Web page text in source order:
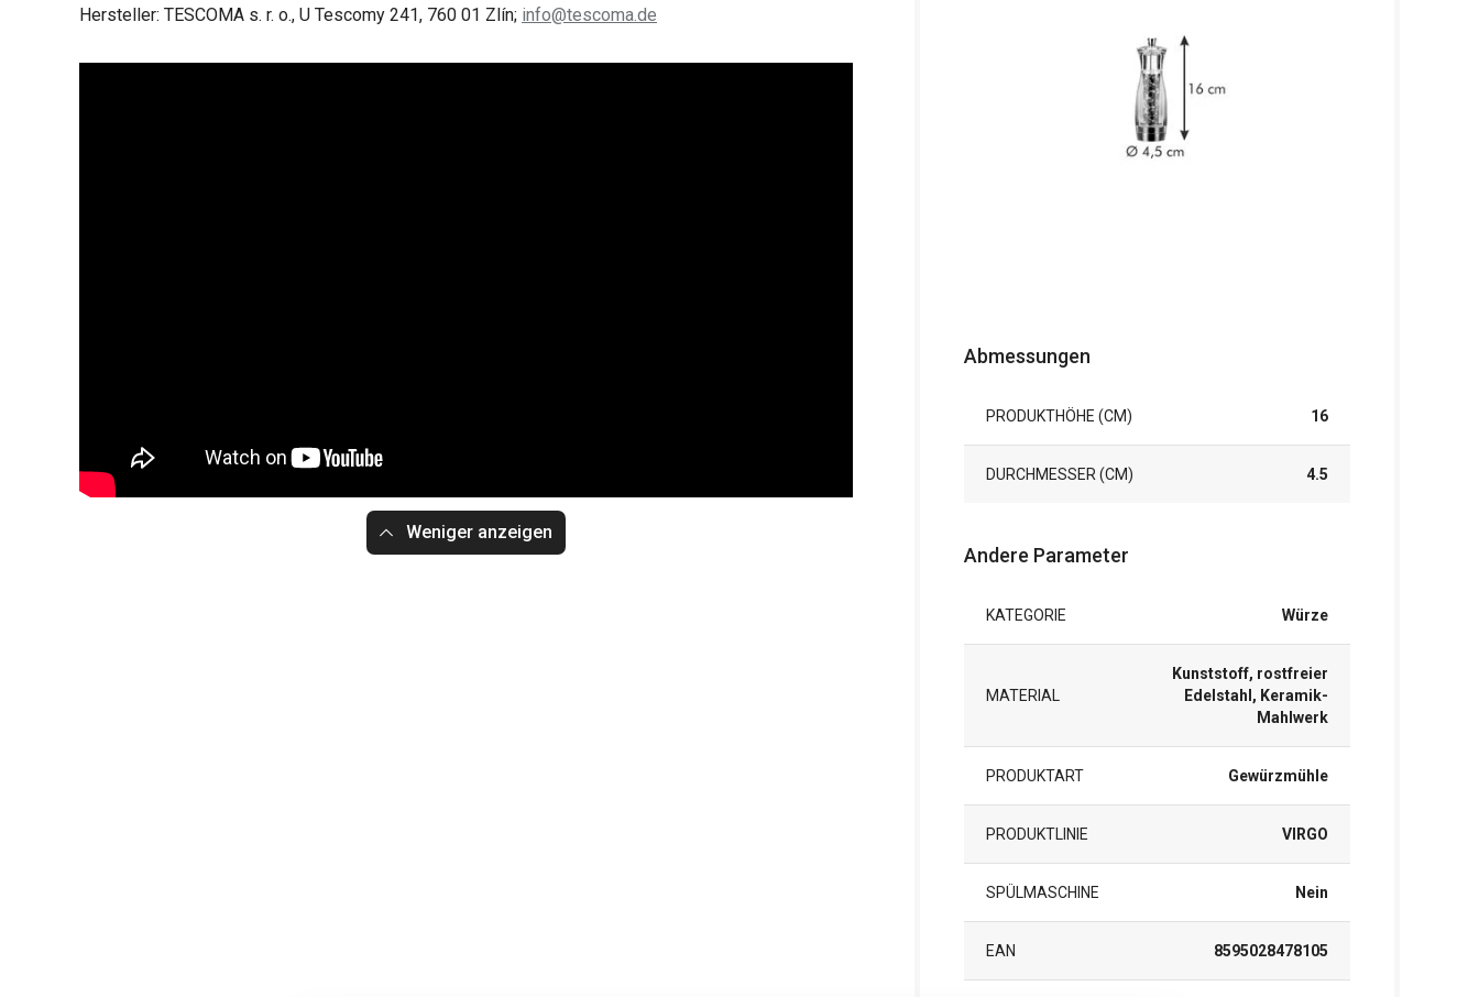
Hersteller: TESCOMA s. r. o., U Tescomy 241, 760 01 Zlín; info@tescoma.de
Weniger anzeigen
Abmessungen
PRODUKTHÖHE (CM) 16
DURCHMESSER (CM) 4.5
Andere Parameter
KATEGORIE Würze
MATERIAL
Kunststoff, rostfreier
Edelstahl, Keramik-
Mahlwerk
PRODUKTART Gewürzmühle
PRODUKTLINIE VIRGO
SPÜLMASCHINE Nein
EAN 8595028478105